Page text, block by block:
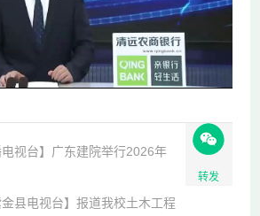
Play
Video
转发
电视台】广东建院举行2026年
县电视台】报道我校土木工程